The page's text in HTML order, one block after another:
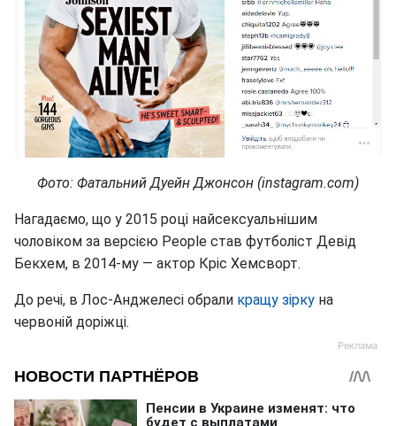
Фото: Фатальний Дуейн Джонсон (instagram.com)
Нагадаємо, що у 2015 році найсексуальнішим
чоловіком за версією People став футболіст Девід
Бекхем, в 2014-му — актор Кріс Хемсворт.
До речі, в Лос-Анджелесі обрали кращу зірку на
червоній доріжці.